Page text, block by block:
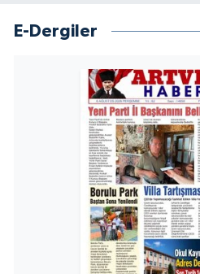
E-Dergiler